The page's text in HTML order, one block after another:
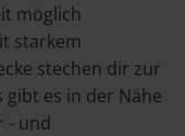
möglich
starkem
stechen dir zur
es in der Nähe
- und